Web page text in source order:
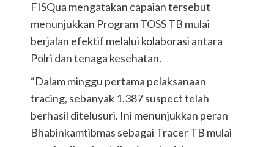
FISQua mengatakan capaian tersebut
menunjukkan Program TOSS TB mulai
berjalan efektif melalui kolaborasi antara
Polri dan tenaga kesehatan.
“Dalam minggu pertama pelaksanaan
tracing, sebanyak 1.387 suspect telah
berhasil ditelusuri. Ini menunjukkan peran
Bhabinkamtibmas sebagai Tracer TB mulai